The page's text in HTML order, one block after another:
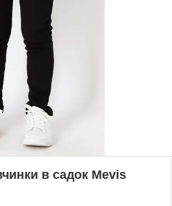
в садок Mevis